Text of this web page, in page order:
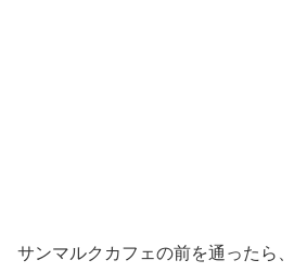
サンマルクカフェの前を通ったら